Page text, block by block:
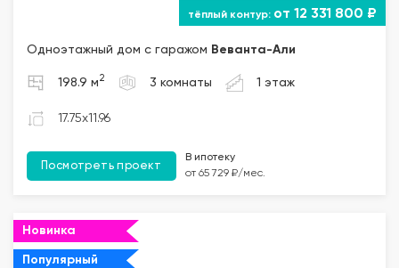
от 12 331 800 ₽
Одноэтажный дом с гаражом Веванта-Али
198.9 м 2 3 комнаты 1 этаж
17.75x11.96
Посмотреть проект
В ипотеку
от 65 729 ₽/мес.
Новинка
Популярный